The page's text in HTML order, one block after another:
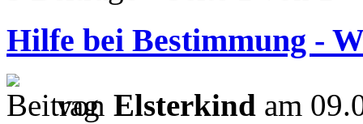
Hilfe bei Bestimmung -
von Elsterkind am